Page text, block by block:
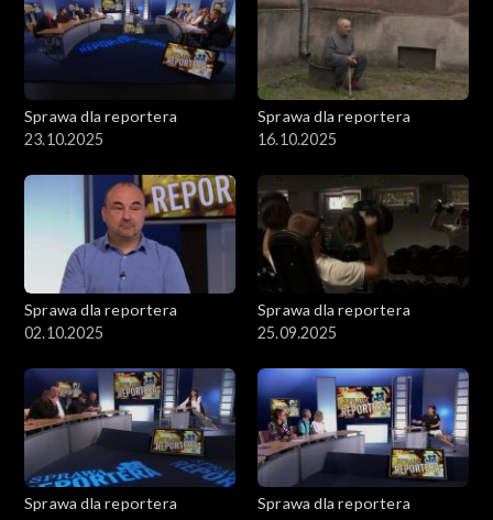
Sprawa dla reportera
23.10.2025
Sprawa dla reportera
16.10.2025
Sprawa dla reportera
02.10.2025
Sprawa dla reportera
25.09.2025
Sprawa dla reportera
Sprawa dla reportera